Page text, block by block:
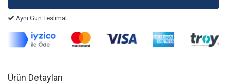
Aynı Gün Teslimat
Ürün Detayları